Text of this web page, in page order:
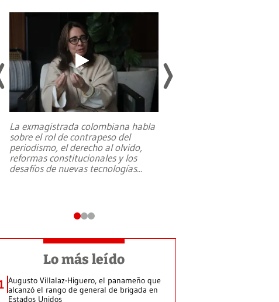
La exmagistrada colombiana habla
sobre el rol de contrapeso del
periodismo, el derecho al olvido,
reformas constitucionales y los
desafíos de nuevas tecnologías...
Lo más leído
Augusto Villalaz-Higuero, el panameño que
alcanzó el rango de general de brigada en
Estados Unidos